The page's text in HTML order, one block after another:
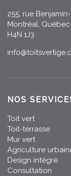
255, rue
Montréal, Québec
H4N 1J3
NOS
Toit vert
Toit-terrasse
Mur vert
Agriculture
Design intégré
Consultation